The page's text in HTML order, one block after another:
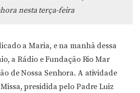
nesta terça-feira
a Maria, e na manhã dessa
a Rádio e Fundação Rio Mar
de Nossa Senhora. A atividade
presidida pelo Padre Luiz